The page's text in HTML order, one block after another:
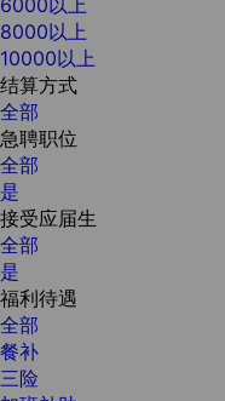
8000以上
10000以上
结算方式
全部
急聘职位
全部
是
接受应届生
全部
是
福利待遇
全部
餐补
三险